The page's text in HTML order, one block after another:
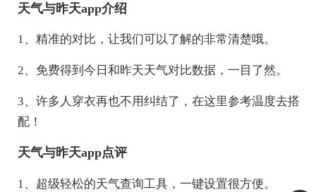
天气与昨天app介绍
1、精准的对比，让我们可以了解的非常清楚哦。
2、免费得到今日和昨天天气对比数据，一目了然。
3、许多人穿衣再也不用纠结了，在这里参考温度去搭
配！
天气与昨天app点评
1、超级轻松的天气查询工具，一键设置很方便。